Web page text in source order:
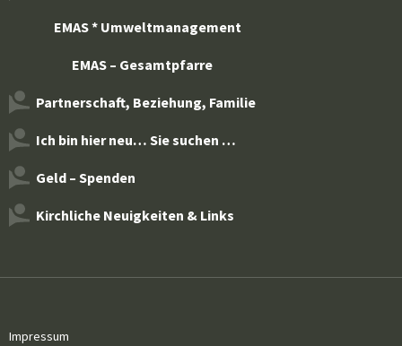
EMAS * Umweltmanagement
EMAS – Gesamtpfarre
Partnerschaft, Beziehung, Familie
Ich bin hier neu… Sie suchen …
Geld – Spenden
Kirchliche Neuigkeiten & Links
Impressum